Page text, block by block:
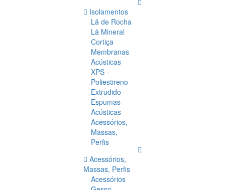
Isolamentos
Lã de Rocha
Lã Mineral
Cortiça
Membranas
Acústicas
XPS -
Poliestireno
Extrudido
Espumas
Acústicas
Acessórios,
Massas,
Perfis
Acessórios,
Massas, Perfis
Acessórios